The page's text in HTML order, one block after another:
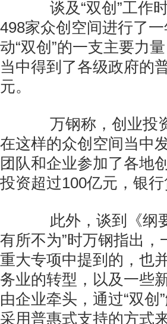
谈及“双创”工作时
498家众创空间进行了
动“双创”的一支主要力
当中得到了各级政府的
元。
万钢称，创业投资
在这样的众创空间当中
团队和企业参加了各地
投资超过100亿元，银
此外，谈到《纲要
有所不为”时万钢指出
重大专项中提到的，也
务业的转型，以及一些
由企业牵头，通过“双创
采用普惠式支持的方式